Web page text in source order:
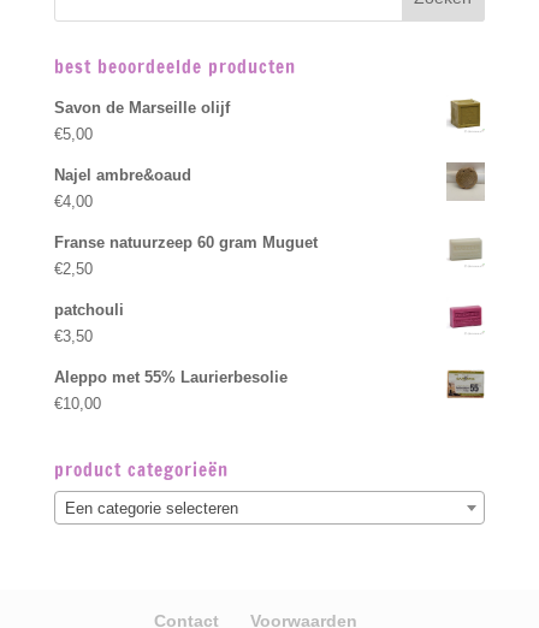
best beoordeelde producten
Savon de Marseille olijf
€5,00
Najel ambre&oaud
€4,00
Franse natuurzeep 60 gram Muguet
€2,50
patchouli
€3,50
Aleppo met 55% Laurierbesolie
€10,00
product categorieën
Een categorie selecteren
Contact Voorwaarden